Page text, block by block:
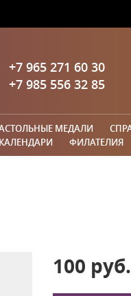
+7 965 271 60 30
+7 985 556 32 85
МЕДАЛИ
ФИЛАТЕЛИЯ
100 руб.